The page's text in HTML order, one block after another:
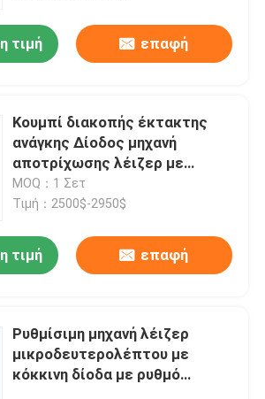
τιμή επαφή
Κουμπί διακοπής έκτακτης
ανάγκης Δίοδος μηχανή
αποτρίχωσης λέιζερ με
σύστημα ψύξης νερού αέρα
ημιαγωγών που εξασφαλίζει
MOQ：1 Σετ
Τιμή：2500$-2950$
τιμή επαφή
Ρυθμίσιμη μηχανή λέιζερ
μικροδευτερολέπτου με
κόκκινη δίοδα με ρυθμό